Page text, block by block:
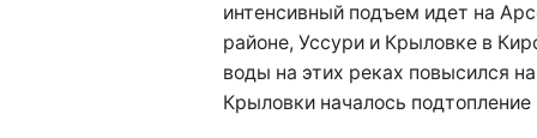
интенсивный подъем идет на
районе, Уссури и Крыловке в
воды на этих реках повысился
Крыловки началось